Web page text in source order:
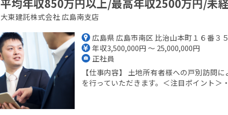
大東建託株式会社 広島南支店
広島県 広島市南区 比治山本町１６番
年収3,500,000円 ～ 25,000,000円
正社員
【仕事内容】 土地所有者様への戸別訪問
を行っていただきます。＜注目ポイント＞